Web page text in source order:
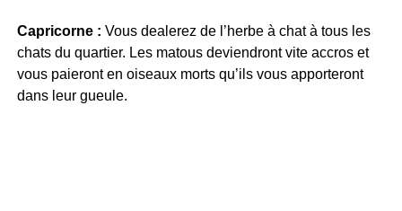
Capricorne : Vous dealerez de l’herbe à chat à tous les
chats du quartier. Les matous deviendront vite accros et
vous paieront en oiseaux morts qu’ils vous apporteront
dans leur gueule.